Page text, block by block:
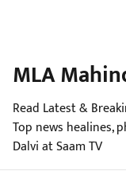
MLA
Read Latest &
Top news healines,
Dalvi at Saam TV